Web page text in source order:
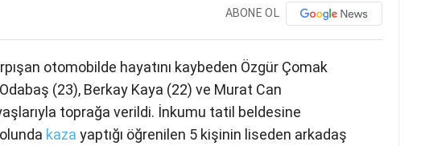
ABONE OL
otomobilde hayatını kaybeden Özgür Çomak
(23), Berkay Kaya (22) ve Murat Can
toprağa verildi. İnkumu tatil beldesine
kaza yaptığı öğrenilen 5 kişinin liseden arkadaş